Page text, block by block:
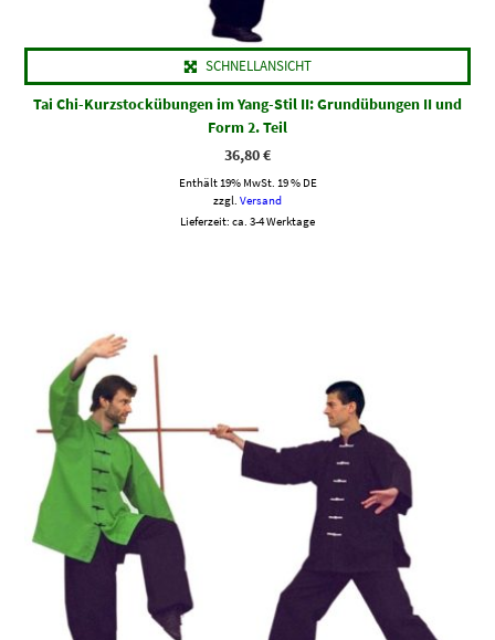
SCHNELLANSICHT
Tai Chi-Kurzstockübungen im Yang-Stil II: Grundübungen II und
Form 2. Teil
36,80€
Enthält 19% MwSt. 19 % DE
zzgl. Versand
Lieferzeit: ca. 3-4 Werktage